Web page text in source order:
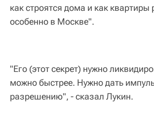
как строятся дома и как квартиры
особенно в Москве".
"Его (этот секрет) нужно
можно быстрее. Нужно дать
разрешению", - сказал Лукин.